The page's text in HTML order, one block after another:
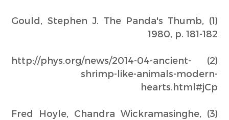
(1) Gould, Stephen J. The Panda's Thumb,
1980, p. 181-182
(2) http://phys.org/news/2014-04-ancient-
shrimp-like-animals-modern-
hearts.html#jCp
(3) Fred Hoyle, Chandra Wickramasinghe,